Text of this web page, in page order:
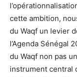
cette ambition,
du Waqf un levier
l’Agenda Sénégal
du Waqf non pas
instrument central